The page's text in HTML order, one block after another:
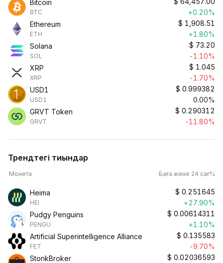
Bitcoin
BTC
+0.20%
Ethereum
ETH
$ 1,908.51
+1.80%
Solana
SOL
$ 73.20
-1.10%
XRP
XRP
$ 1.045
-1.70%
USD1
USD1
$ 0.999382
0.00%
GRVT Token
GRVT
$ 0.290312
-11.80%
Трендтегі тиындар
Монета Баға және 24 сағ%
Heima
HEI
$ 0.251645
+27.90%
Pudgy Penguins
PENGU
$ 0.00614311
+1.10%
Artificial Superintelligence Alliance
FET
$ 0.135583
-9.70%
StonkBroker
$ 0.02036593